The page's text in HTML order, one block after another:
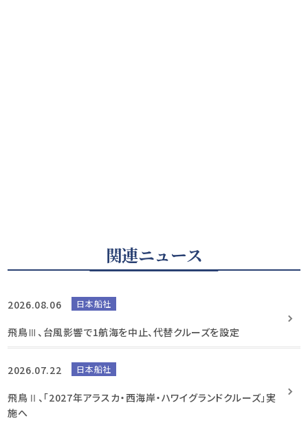
関連ニュース
2026.08.06 日本船社
飛鳥Ⅲ、台風影響で1航海を中止、代替クルーズを設定
2026.07.22 日本船社
飛鳥Ⅱ、「2027年アラスカ・西海岸・ハワイグランドクルーズ」実
施へ